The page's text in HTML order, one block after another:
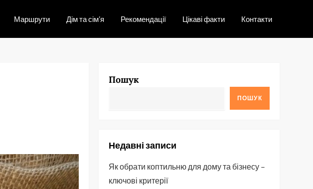
Маршрути Дім та сім’я Рекомендації Цікаві факти Контакти
Пошук
ПОШУК
Недавні записи
Як обрати коптильню для дому та бізнесу –
ключові критерії